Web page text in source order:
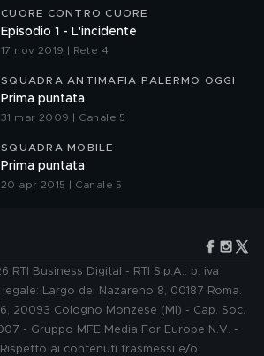
CUORE CONTRO CUORE
Episodio 1 - L'incidente
17 nov 2019 | Rete 4
SQUADRA ANTIMAFIA PALERMO OGGI
Prima puntata
31 mar 2009 | Canale 5
SQUADRA MOBILE
Prima puntata
20 apr 2015 | Canale 5
RTI Business Digital - RTI S.p.A.: p. iva
Largo del Nazareno 8, 00187 Roma.
20093 Cologno Monzese (MI) - Cap. Soc.
- Gruppo MFE Media For Europe N.V. -
ai contenuti trasmessi e/o